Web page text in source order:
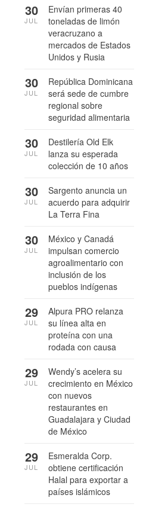
Envían primeras 40
toneladas de limón
veracruzano a
mercados de Estados
Unidos y Rusia
30
JUL
República Dominicana
será sede de cumbre
regional sobre
seguridad alimentaria
30
JUL
Destilería Old Elk
lanza su esperada
colección de 10 años
30
JUL
Sargento anuncia un
acuerdo para adquirir
La Terra Fina
30
JUL
México y Canadá
impulsan comercio
agroalimentario con
inclusión de los
pueblos indígenas
30
JUL
Alpura PRO relanza
su línea alta en
proteína con una
rodada con causa
29
JUL
Wendy’s acelera su
crecimiento en México
con nuevos
restaurantes en
Guadalajara y Ciudad
de México
29
JUL
Esmeralda Corp.
obtiene certificación
Halal para exportar a
países islámicos
29
JUL